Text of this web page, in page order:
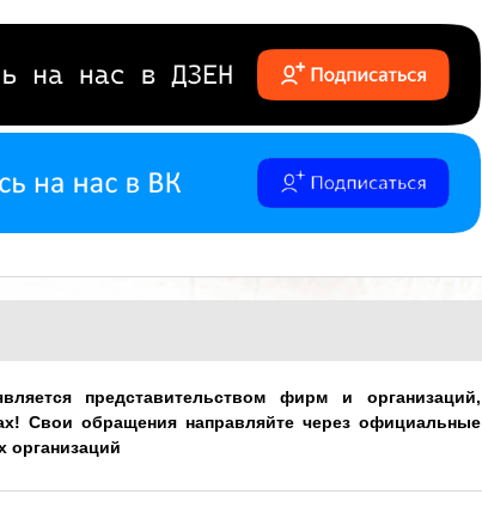
представительством фирм и организаций,
Свои обращения направляйте через официальные
организаций